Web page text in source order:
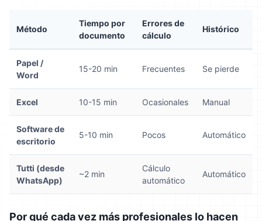
Método
Tiempo por
documento
Errores de
cálculo
Histórico
Papel /
Word
15-20 min Frecuentes Se pierde
Excel 10-15 min Ocasionales Manual
Software de
escritorio
5-10 min Pocos Automático
Tutti (desde
WhatsApp)
~2 min
Cálculo
automático
Automático
Por qué cada vez más profesionales lo hacen